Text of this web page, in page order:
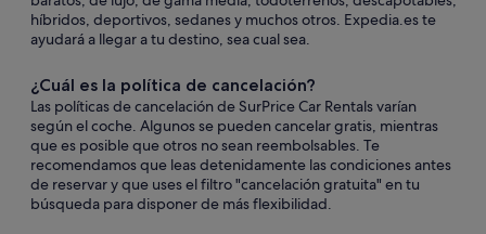
híbridos, deportivos, sedanes y muchos otros. Expedia.es te
ayudará a llegar a tu destino, sea cual sea.
¿Cuál es la política de cancelación?
Las políticas de cancelación de SurPrice Car Rentals varían
según el coche. Algunos se pueden cancelar gratis, mientras
que es posible que otros no sean reembolsables. Te
recomendamos que leas detenidamente las condiciones antes
de reservar y que uses el filtro "cancelación gratuita" en tu
búsqueda para disponer de más flexibilidad.